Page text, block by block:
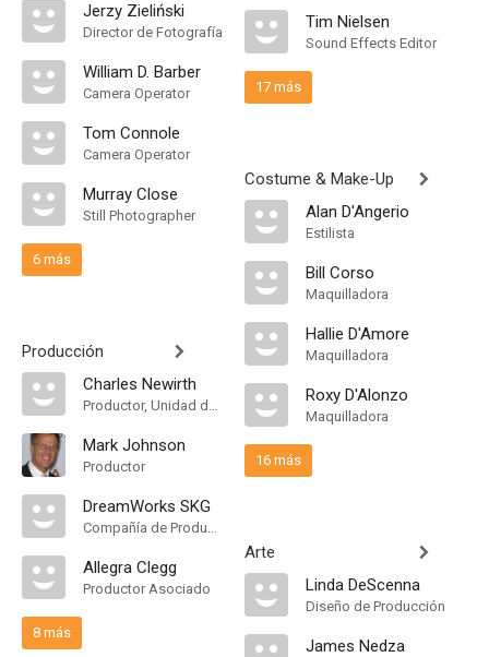
Jerzy Zieliński
Director de Fotografía
William D. Barber
Camera Operator
Tom Connole
Camera Operator
Murray Close
Still Photographer
6 más
Producción
Charles Newirth
Productor, Unidad de Producción
Mark Johnson
Productor
DreamWorks SKG
Compañía de Produccion
Allegra Clegg
Productor Asociado
8 más
Tim Nielsen
Sound Effects Editor
17 más
Costume & Make-Up
Alan D'Angerio
Estilista
Bill Corso
Maquilladora
Hallie D'Amore
Maquilladora
Roxy D'Alonzo
Maquilladora
16 más
Arte
Linda DeScenna
Diseño de Producción
James Nedza